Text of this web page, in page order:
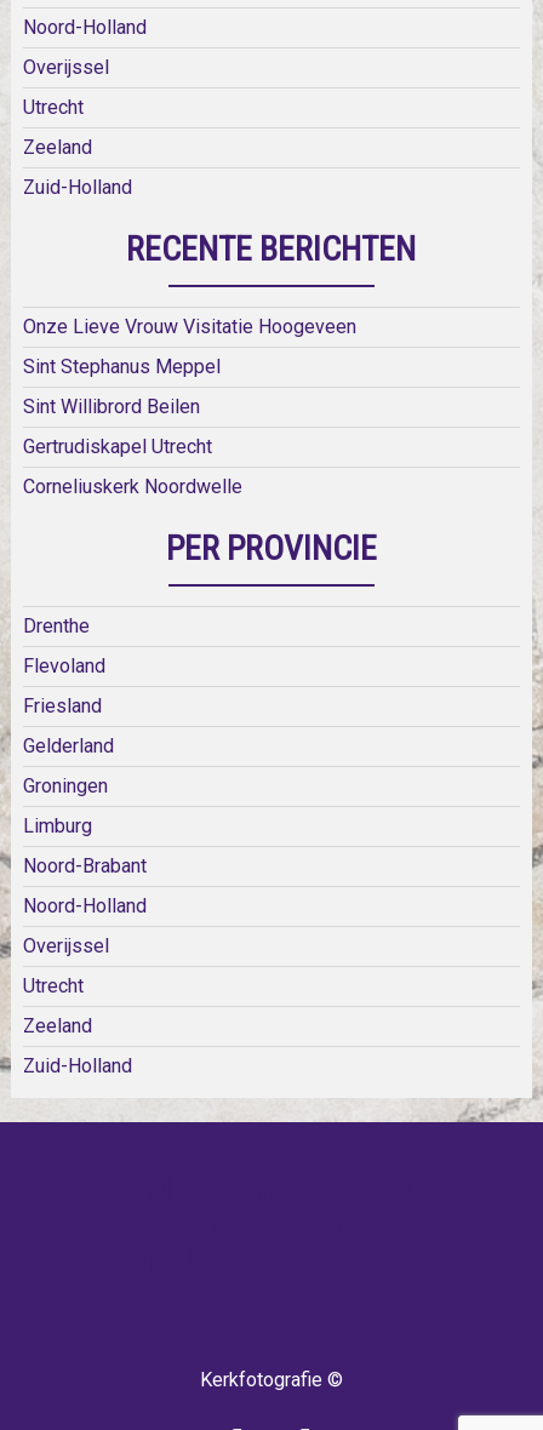
Noord-Holland
Overijssel
Utrecht
Zeeland
Zuid-Holland
RECENTE BERICHTEN
Onze Lieve Vrouw Visitatie Hoogeveen
Sint Stephanus Meppel
Sint Willibrord Beilen
Gertrudiskapel Utrecht
Corneliuskerk Noordwelle
PER PROVINCIE
Drenthe
Flevoland
Friesland
Gelderland
Groningen
Limburg
Noord-Brabant
Noord-Holland
Overijssel
Utrecht
Zeeland
Zuid-Holland
Kerkfotografie ©